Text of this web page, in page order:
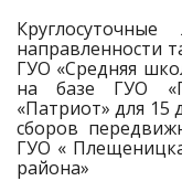
Круглосуточные
направленности
ГУО «Средняя
на базе ГУО
«Патриот» для 15
сборов
ГУО «
района»